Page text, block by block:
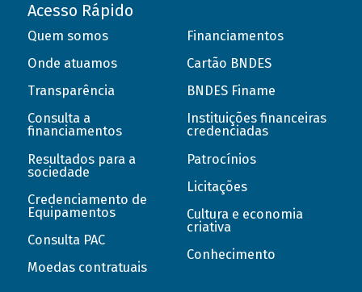
Acesso Rápido
Quem somos
Onde atuamos
Transparência
Consulta a
financiamentos
Resultados para a
sociedade
Credenciamento de
Equipamentos
Consulta PAC
Moedas contratuais
Financiamentos
Cartão BNDES
BNDES Finame
Instituições financeiras
credenciadas
Patrocínios
Licitações
Cultura e economia
criativa
Conhecimento